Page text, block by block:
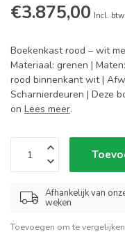
€3.875,00 Incl. btw
Boekenkast rood – wit
Materiaal: grenen |
rood binnenkant wit |
Scharnierdeuren | Deze
on Lees meer.
Afhankelijk van
weken
Toevoegen om te vergelijken